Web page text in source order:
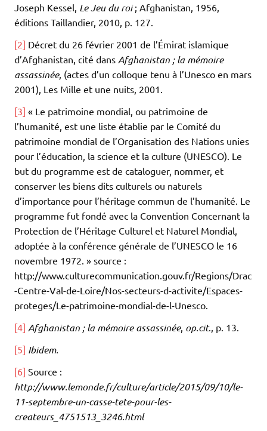
Joseph Kessel, Le Jeu du roi; Afghanistan, 1956,
éditions Taillandier, 2010, p. 127.
[2] Décret du 26 février 2001 de l’Émirat islamique
d’Afghanistan, cité dans Afghanistan ; la mémoire
assassinée, (actes d’un colloque tenu à l’Unesco en mars
2001), Les Mille et une nuits, 2001.
[3] « Le patrimoine mondial, ou patrimoine de
l’humanité, est une liste établie par le Comité du
patrimoine mondial de l’Organisation des Nations unies
pour l’éducation, la science et la culture (UNESCO). Le
but du programme est de cataloguer, nommer, et
conserver les biens dits culturels ou naturels
d’importance pour l’héritage commun de l’humanité. Le
programme fut fondé avec la Convention Concernant la
Protection de l’Héritage Culturel et Naturel Mondial,
adoptée à la conférence générale de l’UNESCO le 16
novembre 1972. » source :
http://www.culturecommunication.gouv.fr/Regions/Drac
-Centre-Val-de-Loire/Nos-secteurs-d-activite/Espaces-
proteges/Le-patrimoine-mondial-de-l-Unesco.
[4] Afghanistan ; la mémoire assassinée, op.cit., p. 13.
[5] Ibidem.
[6] Source :
http://www.lemonde.fr/culture/article/2015/09/10/le-
11-septembre-un-casse-tete-pour-les-
createurs_4751513_3246.html